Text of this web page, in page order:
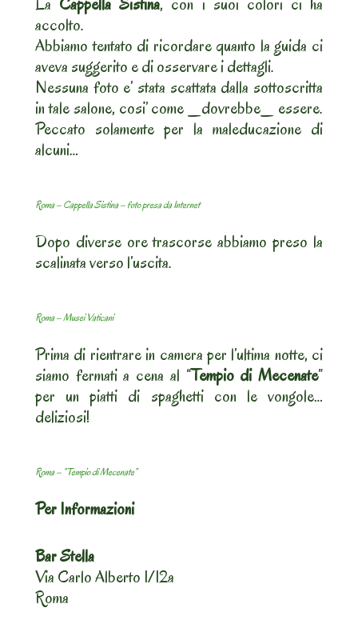
accolto.
Abbiamo tentato di ricordare quanto la guida ci
aveva suggerito e di osservare i dettagli.
Nessuna foto e’ stata scattata dalla sottoscritta
in tale salone, cosi’ come _dovrebbe_ essere.
Peccato solamente per la maleducazione di
alcuni…
Roma – Cappella Sistina – foto presa da Internet
Dopo diverse ore trascorse abbiamo preso la
scalinata verso l’uscita.
Roma – Musei Vaticani
Prima di rientrare in camera per l’ultima notte, ci
siamo fermati a cena al “Tempio di Mecenate”
per un piatti di spaghetti con le vongole…
deliziosi!
Roma – “Tempio di Mecenate”
Per Informazioni
Bar Stella
Via Carlo Alberto 1/12a
Roma